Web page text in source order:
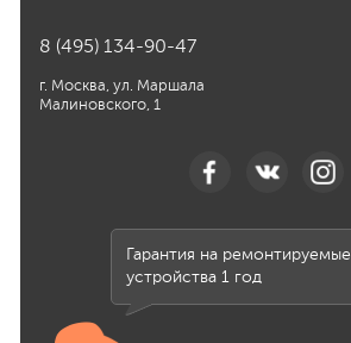
8 (495) 134-90-47
г. Москва, ул. Маршала
Малиновского, 1
Гарантия на ремонтируемые
устройства 1 год